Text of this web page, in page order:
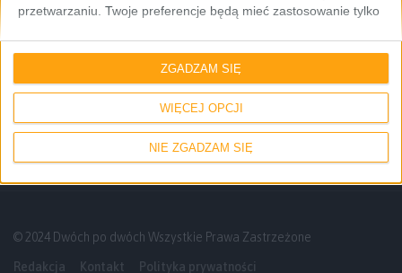
przetwarzaniu. Twoje preferencje będą mieć zastosowanie tylko
przycisk "Prywatność" na dole strony.
WIĘCEJ OPCJI
NIE ZGADZAM SIĘ
ZGADZAM SIĘ
Recenzje sprzętu Audio Recenzje
Głośnik przede wszystkim na imprezy.
Sharp PS-919 – recenzja
© 2024 Dwóch po dwóch Wszystkie Prawa Zastrzeżone
Redakcja Kontakt Polityka prywatności